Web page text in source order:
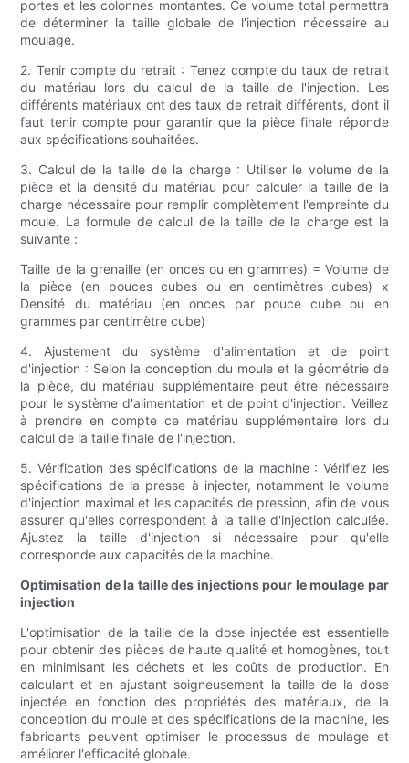
portes et les colonnes montantes. Ce volume total permettra
de déterminer la taille globale de l'injection nécessaire au
moulage.
2. Tenir compte du retrait : Tenez compte du taux de retrait
du matériau lors du calcul de la taille de l'injection. Les
différents matériaux ont des taux de retrait différents, dont il
faut tenir compte pour garantir que la pièce finale réponde
aux spécifications souhaitées.
3. Calcul de la taille de la charge : Utiliser le volume de la
pièce et la densité du matériau pour calculer la taille de la
charge nécessaire pour remplir complètement l'empreinte du
moule. La formule de calcul de la taille de la charge est la
suivante :
Taille de la grenaille (en onces ou en grammes) = Volume de
la pièce (en pouces cubes ou en centimètres cubes) x
Densité du matériau (en onces par pouce cube ou en
grammes par centimètre cube)
4. Ajustement du système d'alimentation et de point
d'injection : Selon la conception du moule et la géométrie de
la pièce, du matériau supplémentaire peut être nécessaire
pour le système d'alimentation et de point d'injection. Veillez
à prendre en compte ce matériau supplémentaire lors du
calcul de la taille finale de l'injection.
5. Vérification des spécifications de la machine : Vérifiez les
spécifications de la presse à injecter, notamment le volume
d'injection maximal et les capacités de pression, afin de vous
assurer qu'elles correspondent à la taille d'injection calculée.
Ajustez la taille d'injection si nécessaire pour qu'elle
corresponde aux capacités de la machine.
Optimisation de la taille des injections pour le moulage par
injection
L'optimisation de la taille de la dose injectée est essentielle
pour obtenir des pièces de haute qualité et homogènes, tout
en minimisant les déchets et les coûts de production. En
calculant et en ajustant soigneusement la taille de la dose
injectée en fonction des propriétés des matériaux, de la
conception du moule et des spécifications de la machine, les
fabricants peuvent optimiser le processus de moulage et
améliorer l'efficacité globale.